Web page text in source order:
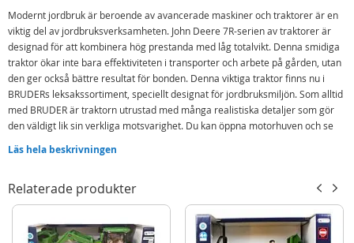
Modernt jordbruk är beroende av avancerade maskiner och traktorer är en
viktig del av jordbruksverksamheten. John Deere 7R-serien av traktorer är
designad för att kombinera hög prestanda med låg totalvikt. Denna smidiga
traktor ökar inte bara effektiviteten i transporter och arbete på gården, utan
den ger också bättre resultat för bonden. Denna viktiga traktor finns nu i
BRUDERs leksakssortiment, speciellt designat för jordbruksmiljön. Som alltid
med BRUDER är traktorn utrustad med många realistiska detaljer som gör
den väldigt lik sin verkliga motsvarighet. Du kan öppna motorhuven och se
den moderna hytten. Traktorn har utmärkt körkomfort och är lätt att styra
manövreras genom takluckan.
Innehåller:
Bruder John Deere 7R 350 traktor
Läs hela beskrivningen
Relaterade produkter